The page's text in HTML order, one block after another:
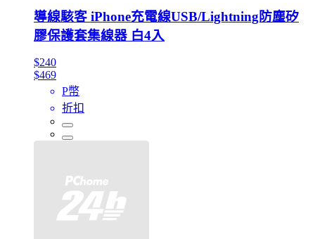
導線駭客 iPhone充電線USB/Lightning防塵矽
膠保護套集線器 白4入
$240
$469
P幣
折扣